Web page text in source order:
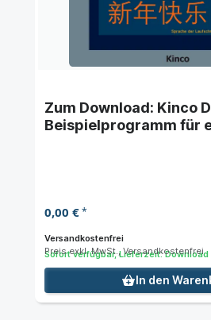
Zum Download: Kinco
Beispielprogramm für
0,00 €*
Versandkostenfrei
Sofort verfügbar, Lieferzeit:
Bestellung
Preis exkl. MwSt., Versandkostenfrei
In den